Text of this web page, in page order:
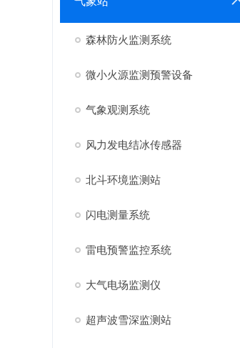
森林防火监测系统
微小火源监测预警设备
气象观测系统
风力发电结冰传感器
北斗环境监测站
闪电测量系统
雷电预警监控系统
大气电场监测仪
超声波雪深监测站